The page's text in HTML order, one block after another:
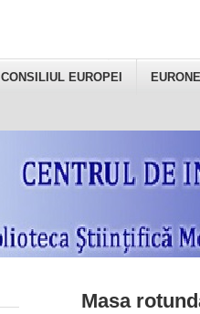
CONSILIUL EUROPEI
Masa